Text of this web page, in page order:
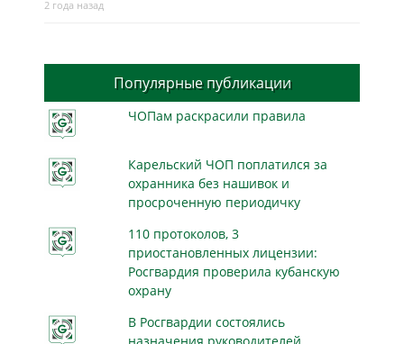
2 года назад
Популярные публикации
ЧОПам раскрасили правила
Карельский ЧОП поплатился за
охранника без нашивок и
просроченную периодичку
110 протоколов, 3
приостановленных лицензии:
Росгвардия проверила кубанскую
охрану
В Росгвардии состоялись